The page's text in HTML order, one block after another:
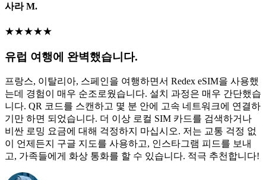
사라 M.
★★★★★
유럽 여행에 완벽했습니다.
프랑스, 이탈리아, 스페인을 여행하면서 Redex eSIM을 사용했
는데 경험이 매우 순조로웠습니다. 설치 과정은 매우 간단했습
니다. QR 코드를 스캔하고 몇 분 안에 고속 네트워크에 연결하
기만 하면 되었습니다. 더 이상 로컬 SIM 카드를 검색하거나
비싼 로밍 요금에 대해 걱정하지 마십시오. 저는 교통 걱정 없
이 언제든지 구글 지도를 사용하고, 인스타그램 피드를 보내
고, 가족들에게 화상 통화를 할 수 있습니다. 적극 추천합니다!